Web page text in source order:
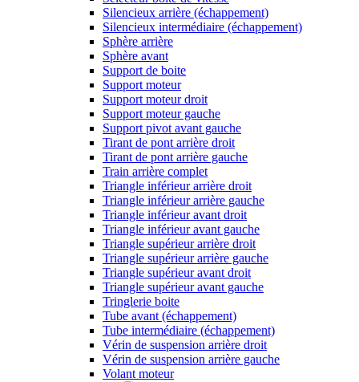
Silencieux arrière (échappement)
Silencieux intermédiaire (échappement)
Sphère arrière
Sphère avant
Support de boite
Support moteur
Support moteur droit
Support moteur gauche
Support pivot avant gauche
Tirant de pont arrière droit
Tirant de pont arrière gauche
Train arrière complet
Triangle inférieur arrière droit
Triangle inférieur arrière gauche
Triangle inférieur avant droit
Triangle inférieur avant gauche
Triangle supérieur arrière droit
Triangle supérieur arrière gauche
Triangle supérieur avant droit
Triangle supérieur avant gauche
Tringlerie boite
Tube avant (échappement)
Tube intermédiaire (échappement)
Vérin de suspension arrière droit
Vérin de suspension arrière gauche
Volant moteur